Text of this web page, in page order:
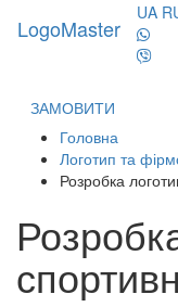
LogoMaster
UA
ЗАМОВИТИ
Головна
Логотип та
Розробка